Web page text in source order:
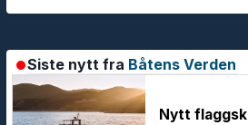
Siste nytt fra Båtens Verden
Nytt